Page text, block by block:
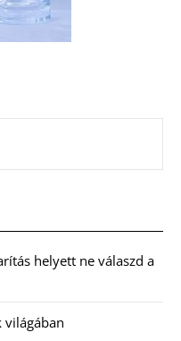
helyett ne válaszd a